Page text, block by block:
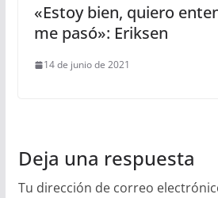
«Estoy bien, quiero
me pasó»: Eriksen
14 de junio de 2021
Deja una respuesta
Tu dirección de correo